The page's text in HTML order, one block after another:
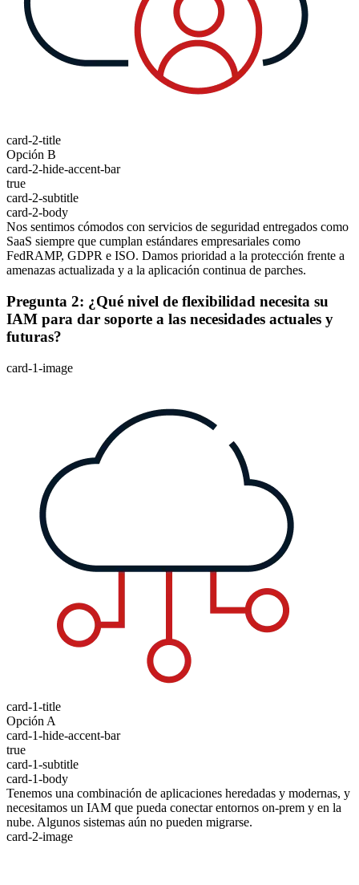
card-2-title
Opción B
card-2-hide-accent-bar
true
card-2-subtitle
card-2-body
Nos sentimos cómodos con servicios de seguridad entregados como
SaaS siempre que cumplan estándares empresariales como
FedRAMP, GDPR e ISO. Damos prioridad a la protección frente a
amenazas actualizada y a la aplicación continua de parches.
Pregunta 2: ¿Qué nivel de flexibilidad necesita su
IAM para dar soporte a las necesidades actuales y
futuras?
card-1-image
card-1-title
Opción A
card-1-hide-accent-bar
true
card-1-subtitle
card-1-body
Tenemos una combinación de aplicaciones heredadas y modernas, y
necesitamos un IAM que pueda conectar entornos on-prem y en la
nube. Algunos sistemas aún no pueden migrarse.
card-2-image